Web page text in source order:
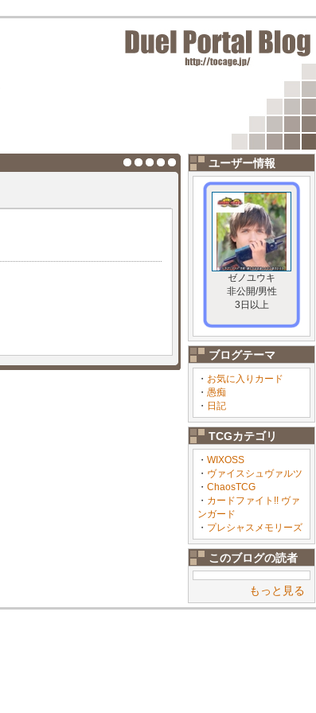
ユーザー情報
ゼノユウキ
非公開/男性
3日以上
ブログテーマ
・ お気に入りカード
・ 愚痴
・ 日記
TCGカテゴリ
・ WIXOSS
・ ヴァイスシュヴァルツ
・ ChaosTCG
・ カードファイト!! ヴァ
ンガード
・ プレシャスメモリーズ
このブログの読者
もっと見る